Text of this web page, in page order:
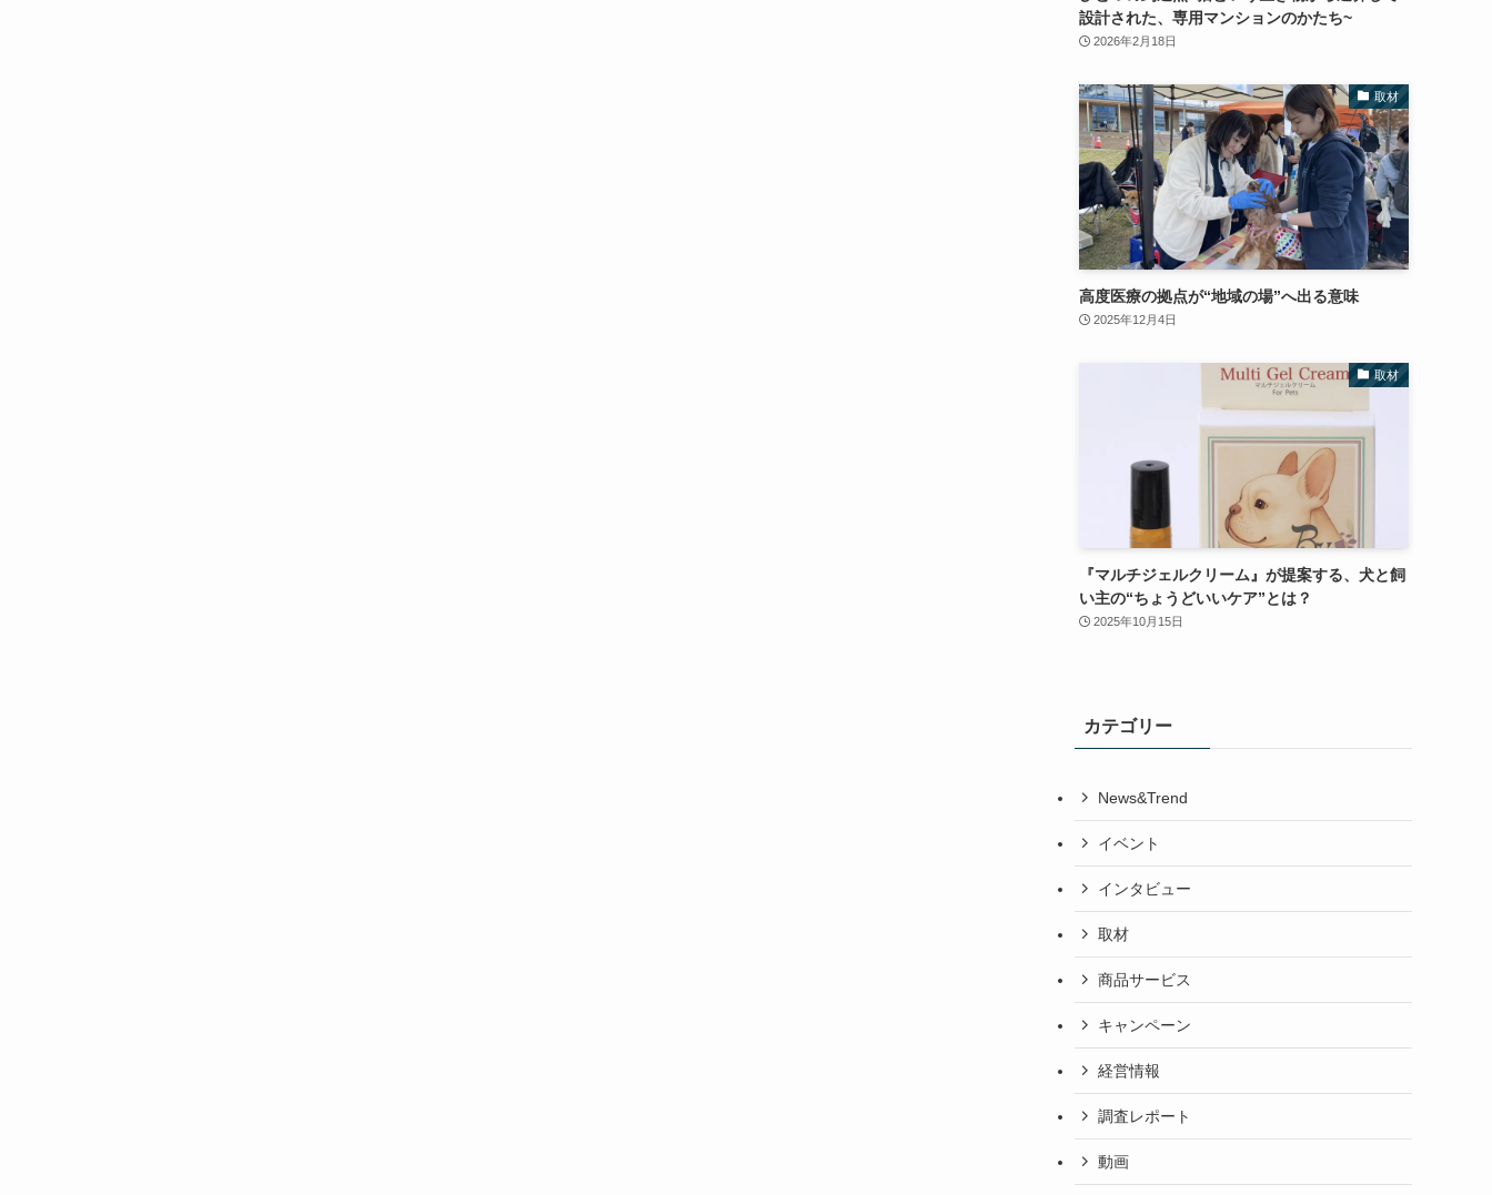
設計された、専用マンションのかたち~
2026年2月18日
取材
高度医療の拠点が“地域の場”へ出る意味
2025年12月4日
取材
『マルチジェルクリーム』が提案する、犬と飼
い主の“ちょうどいいケア”とは？
2025年10月15日
カテゴリー
News&Trend
イベント
インタビュー
取材
商品サービス
キャンペーン
経営情報
調査レポート
動画